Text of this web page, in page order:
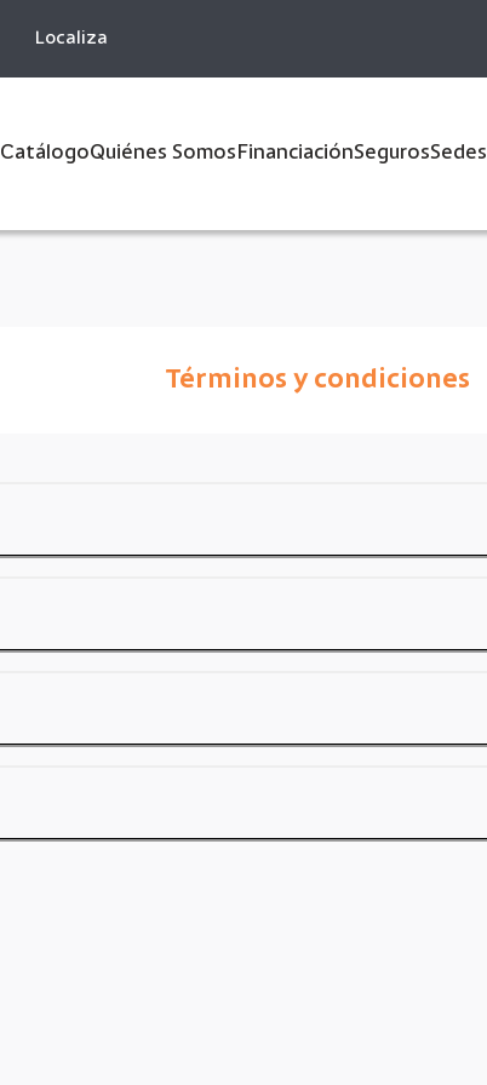
Localiza
CatálogoQuiénes SomosFinanciaciónSegurosSedes
Términos y condiciones